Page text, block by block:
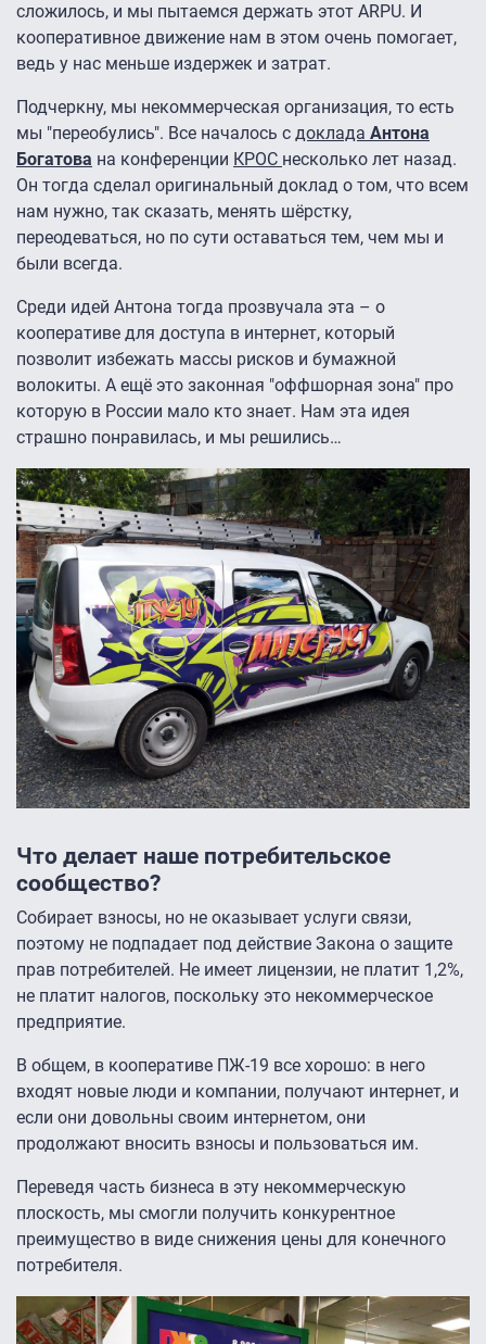
сложилось, и мы пытаемся держать этот ARPU. И
кооперативное движение нам в этом очень помогает,
ведь у нас меньше издержек и затрат.
Подчеркну, мы некоммерческая организация, то есть
мы "переобулись". Все началось с доклада Антона
Богатова на конференции КРОС несколько лет назад.
Он тогда сделал оригинальный доклад о том, что всем
нам нужно, так сказать, менять шёрстку,
переодеваться, но по сути оставаться тем, чем мы и
были всегда.
Среди идей Антона тогда прозвучала эта – о
кооперативе для доступа в интернет, который
позволит избежать массы рисков и бумажной
волокиты. А ещё это законная "оффшорная зона" про
которую в России мало кто знает. Нам эта идея
страшно понравилась, и мы решились…
Что делает наше потребительское
сообщество?
Собирает взносы, но не оказывает услуги связи,
поэтому не подпадает под действие Закона о защите
прав потребителей. Не имеет лицензии, не платит 1,2%,
не платит налогов, поскольку это некоммерческое
предприятие.
В общем, в кооперативе ПЖ-19 все хорошо: в него
входят новые люди и компании, получают интернет, и
если они довольны своим интернетом, они
продолжают вносить взносы и пользоваться им.
Переведя часть бизнеса в эту некоммерческую
плоскость, мы смогли получить конкурентное
преимущество в виде снижения цены для конечного
потребителя.